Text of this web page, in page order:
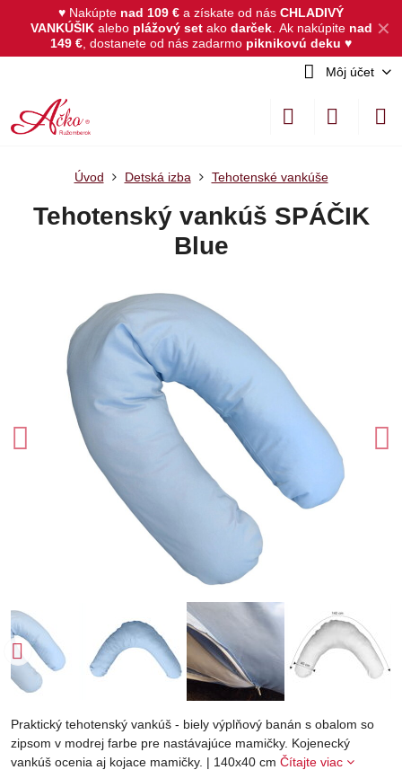
✕
♥ Nakúpte nad 109 € a získate od nás CHLADIVÝ
VANKÚŠIKalebo plážový set akodarček. Ak nakúpite nad
149 € , dostanete od nás zadarmo piknikovú deku ♥
Môj účet
Úvod Detská izba Tehotenské vankúše
Tehotenský vankúš SPÁČIK
Blue
Praktický tehotenský vankúš - biely výplňový banán s obalom so
zipsom v modrej farbe pre nastávajúce mamičky. Kojenecký
vankúš ocenia aj kojace mamičky. | 140x40 cm Čítajte viac